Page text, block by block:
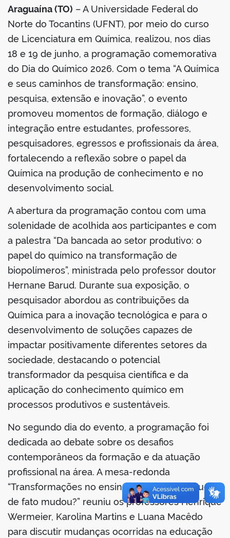
portal
Araguaína (TO) – A Universidade Federal do
Norte do Tocantins (UFNT), por meio do curso
de Licenciatura em Química, realizou, nos dias
18 e 19 de junho, a programação comemorativa
do Dia do Químico 2026. Com o tema “A Química
e seus caminhos de transformação: ensino,
pesquisa, extensão e inovação”, o evento
promoveu momentos de formação, diálogo e
integração entre estudantes, professores,
pesquisadores, egressos e profissionais da área,
fortalecendo a reflexão sobre o papel da
Química na produção de conhecimento e no
desenvolvimento social.
A abertura da programação contou com uma
solenidade de acolhida aos participantes e com
a palestra “Da bancada ao setor produtivo: o
papel do químico na transformação de
biopolímeros”, ministrada pelo professor doutor
Hernane Barud. Durante sua exposição, o
pesquisador abordou as contribuições da
Química para a inovação tecnológica e para o
desenvolvimento de soluções capazes de
impactar positivamente diferentes setores da
sociedade, destacando o potencial
transformador da pesquisa científica e da
aplicação do conhecimento químico em
processos produtivos e sustentáveis.
No segundo dia do evento, a programação foi
dedicada ao debate sobre os desafios
contemporâneos da formação e da atuação
profissional na área. A mesa-redonda
“Transformações no ensino de Química: o que
de fato mudou?” reuniu os professores Henrique
Wermeier, Karolina Martins e Luana Macêdo
para discutir mudanças ocorridas na educação